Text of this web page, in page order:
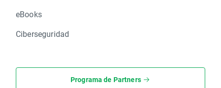
eBooks
Ciberseguridad
Programa de Partners